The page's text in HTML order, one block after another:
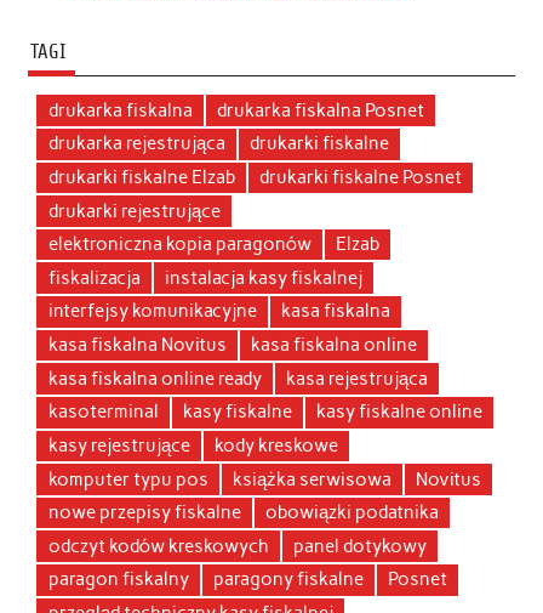
TAGI
drukarka fiskalna
drukarka fiskalna Posnet
drukarka rejestrująca
drukarki fiskalne
drukarki fiskalne Elzab
drukarki fiskalne Posnet
drukarki rejestrujące
elektroniczna kopia paragonów
Elzab
fiskalizacja
instalacja kasy fiskalnej
interfejsy komunikacyjne
kasa fiskalna
kasa fiskalna Novitus
kasa fiskalna online
kasa fiskalna online ready
kasa rejestrująca
kasoterminal
kasy fiskalne
kasy fiskalne online
kasy rejestrujące
kody kreskowe
komputer typu pos
książka serwisowa
Novitus
nowe przepisy fiskalne
obowiązki podatnika
odczyt kodów kreskowych
panel dotykowy
paragon fiskalny
paragony fiskalne
Posnet